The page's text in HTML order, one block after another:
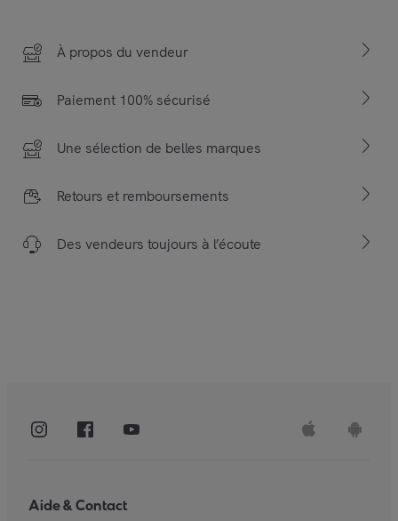
À propos du vendeur
Paiement 100% sécurisé
Une sélection de belles marques
Retours et remboursements
Des vendeurs toujours à l’écoute
Aide & Contact